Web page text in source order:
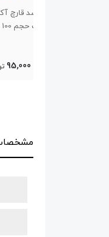
محلول
آکوالایف حجم
120,000